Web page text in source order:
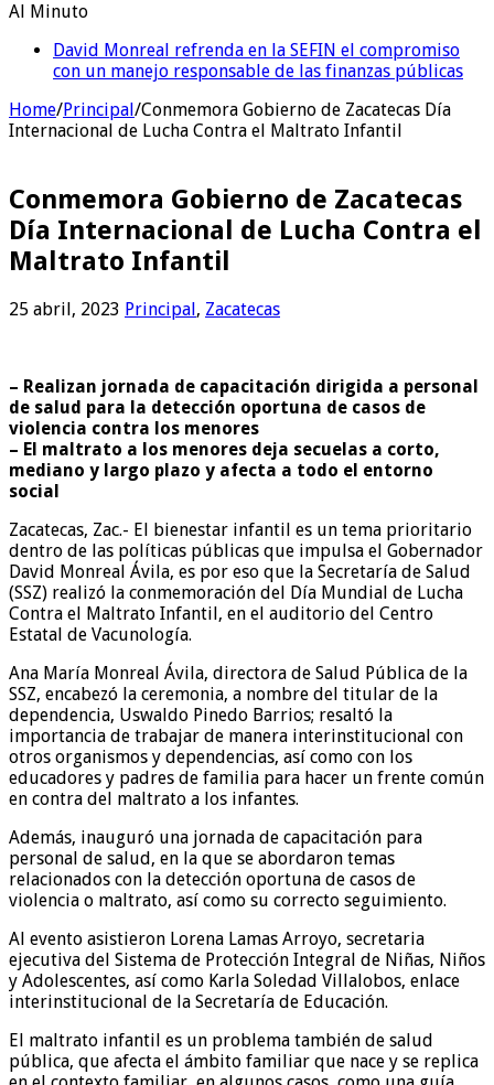
Al Minuto
David Monreal refrenda en la SEFIN el compromiso
con un manejo responsable de las finanzas públicas
Home/Principal/Conmemora Gobierno de Zacatecas Día
Internacional de Lucha Contra el Maltrato Infantil
Conmemora Gobierno de Zacatecas
Día Internacional de Lucha Contra el
Maltrato Infantil
25 abril, 2023 Principal, Zacatecas
– Realizan jornada de capacitación dirigida a personal
de salud para la detección oportuna de casos de
violencia contra los menores
– El maltrato a los menores deja secuelas a corto,
mediano y largo plazo y afecta a todo el entorno
social
Zacatecas, Zac.- El bienestar infantil es un tema prioritario
dentro de las políticas públicas que impulsa el Gobernador
David Monreal Ávila, es por eso que la Secretaría de Salud
(SSZ) realizó la conmemoración del Día Mundial de Lucha
Contra el Maltrato Infantil, en el auditorio del Centro
Estatal de Vacunología.
Ana María Monreal Ávila, directora de Salud Pública de la
SSZ, encabezó la ceremonia, a nombre del titular de la
dependencia, Uswaldo Pinedo Barrios; resaltó la
importancia de trabajar de manera interinstitucional con
otros organismos y dependencias, así como con los
educadores y padres de familia para hacer un frente común
en contra del maltrato a los infantes.
Además, inauguró una jornada de capacitación para
personal de salud, en la que se abordaron temas
relacionados con la detección oportuna de casos de
violencia o maltrato, así como su correcto seguimiento.
Al evento asistieron Lorena Lamas Arroyo, secretaria
ejecutiva del Sistema de Protección Integral de Niñas, Niños
y Adolescentes, así como Karla Soledad Villalobos, enlace
interinstitucional de la Secretaría de Educación.
El maltrato infantil es un problema también de salud
pública, que afecta el ámbito familiar que nace y se replica